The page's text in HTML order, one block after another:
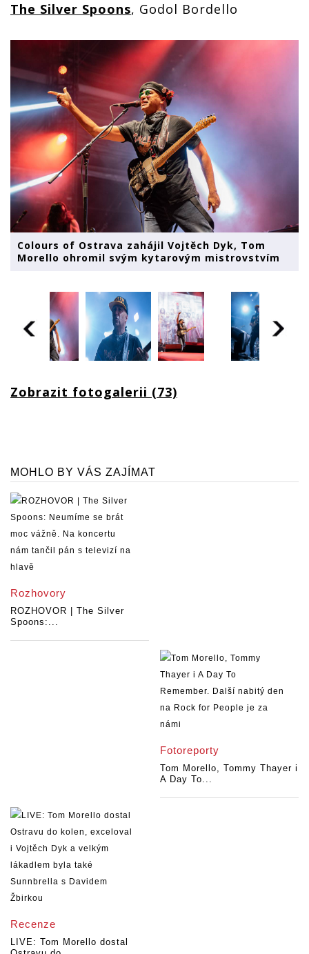
The Silver Spoons, Godol Bordello
Colours of Ostrava zahájil Vojtěch Dyk, Tom
Morello ohromil svým kytarovým mistrovstvím
Zobrazit fotogalerii (73)
MOHLO BY VÁS ZAJÍMAT
Rozhovory
ROZHOVOR | The Silver
Spoons:...
Fotoreporty
Tom Morello, Tommy Thayer i
A Day To...
Recenze
LIVE: Tom Morello dostal